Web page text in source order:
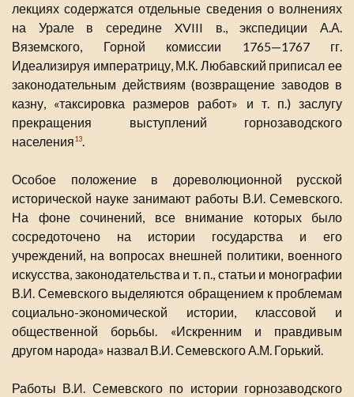
лекциях содержатся отдельные сведения о волнениях
на Урале в середине XVIII в., экспедиции А.А.
Вяземского, Горной комиссии 1765—1767 гг.
Идеализируя императрицу, М.К. Любавский приписал ее
законодательным действиям (возвращение заводов в
казну, «таксировка размеров работ» и т. п.) заслугу
прекращения выступлений горнозаводского
населения13.
Особое положение в дореволюционной русской
исторической науке занимают работы В.И. Семевского.
На фоне сочинений, все внимание которых было
сосредоточено на истории государства и его
учреждений, на вопросах внешней политики, военного
искусства, законодательства и т. п., статьи и монографии
В.И. Семевского выделяются обращением к проблемам
социально-экономической истории, классовой и
общественной борьбы. «Искренним и правдивым
другом народа» назвал В.И. Семевского А.М. Горький.
Работы В.И. Семевского по истории горнозаводского